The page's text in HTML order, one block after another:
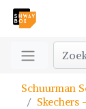
Schuurman
Skechers